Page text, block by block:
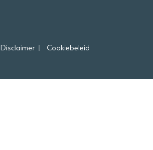
Disclaimer Cookiebeleid